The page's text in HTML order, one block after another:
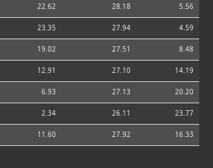
22.62 28.18 5.56
23.35 27.94 4.59
19.02 27.51 8.48
12.91 27.10 14.19
6.93 27.13 20.20
2.34 26.11 23.77
11.60 27.92 16.33